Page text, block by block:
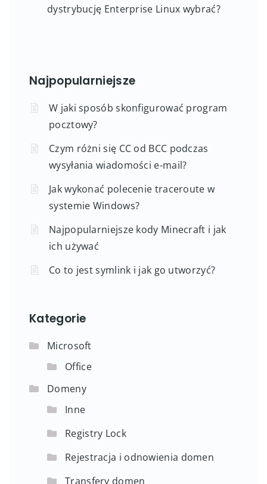
dystrybucję Enterprise Linux wybrać?
Najpopularniejsze
W jaki sposób skonfigurować program
pocztowy?
Czym różni się CC od BCC podczas
wysyłania wiadomości e-mail?
Jak wykonać polecenie traceroute w
systemie Windows?
Najpopularniejsze kody Minecraft i jak
ich używać
Co to jest symlink i jak go utworzyć?
Kategorie
Microsoft
Office
Domeny
Inne
Registry Lock
Rejestracja i odnowienia domen
Transfery domen